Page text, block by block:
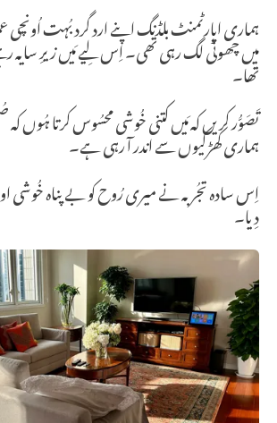
ہماری اپارٹمنٹ بلڈنگ اپنے ارد گرد بُہت
میں چھوٹی لگ رہی تھی۔ اِس لِیے مَیں زیرِ سایہ
تھا۔
تَصَوُّر کریں کہ مَیں کتنی خُوشی محسُوس کرتا ہُوں
ہماری کھڑکیوں سے اندر آ رہی ہے۔
اِس سادہ تجُربہ نے میری رُوح کو بے پناہ خُوشی
دِیا۔